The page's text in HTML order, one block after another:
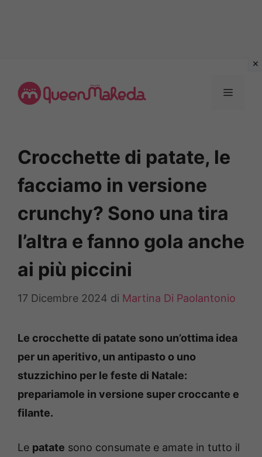
contenuto
MENU
Crocchette di patate, le
facciamo in versione
crunchy? Sono una tira
l’altra e fanno gola anche
ai più piccini
17 Dicembre 2024 di Martina Di Paolantonio
Le crocchette di patate sono un’ottima idea
per un aperitivo, un antipasto o uno
stuzzichino per le feste di Natale:
prepariamole in versione super croccante e
filante.
Le patate sono consumate e amate in tutto il